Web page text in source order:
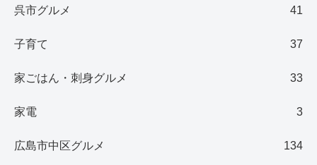
呉市グルメ 41
子育て 37
家ごはん・刺身グルメ 33
家電 3
広島市中区グルメ 134